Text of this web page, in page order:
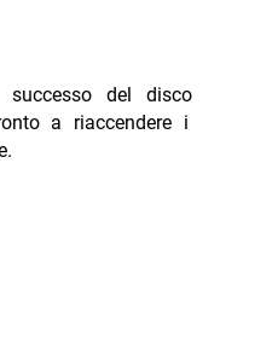
del disco
a riaccendere i